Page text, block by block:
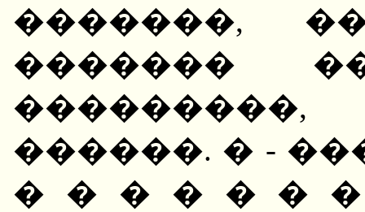
�������,
�������
������. � -
� � � � � � �